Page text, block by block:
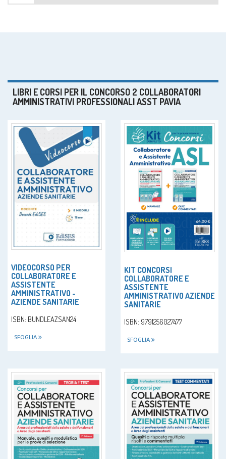
LIBRI E CORSI PER IL CONCORSO 2 COLLABORATORI
AMMINISTRATIVI PROFESSIONALI ASST PAVIA
VIDEOCORSO PER
COLLABORATORE E
ASSISTENTE
AMMINISTRATIVO -
AZIENDE SANITARIE
ISBN: BUNDLEAZSAN24
SFOGLIA
KIT CONCORSI
COLLABORATORE E
ASSISTENTE
AMMINISTRATIVO AZIENDE
SANITARIE
ISBN: 9791256027477
SFOGLIA